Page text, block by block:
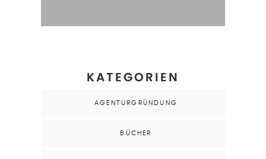
KATEGORIEN
AGENTURGRÜNDUNG
BÜCHER